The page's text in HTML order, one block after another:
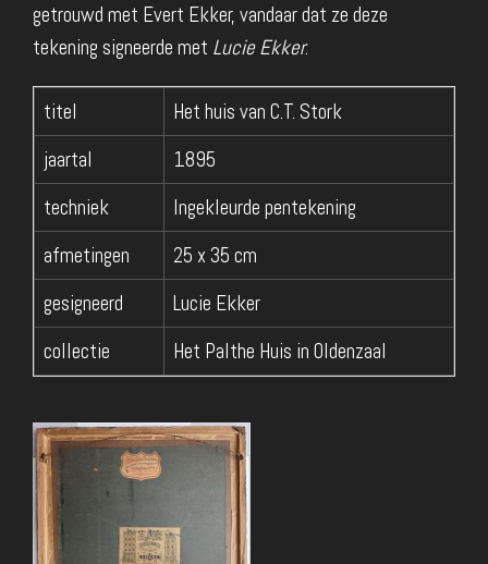
getrouwd met Evert Ekker, vandaar dat ze deze
tekening signeerde met Lucie Ekker.
titel
Het huis van C.T. Stork
jaartal
1895
techniek
Ingekleurde pentekening
afmetingen
25 x 35 cm
gesigneerd
Lucie Ekker
collectie
Het Palthe Huis in Oldenzaal